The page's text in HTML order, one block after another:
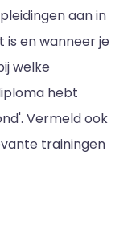
aan in
en wanneer je
welke
hebt
Vermeld ook
trainingen